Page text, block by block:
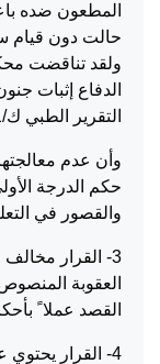
المطعون ضده
حالت دون قيام
ولقد تناقضت
الدفاع إثبات
التقرير الطبي ك/1 الذي يثبت مسؤولية الجاني عن فعله.
حكم الدرجة
والقصور في
3- القرار
القصد عملا ً بأحكام
4- القرار يحتوي على خطأ في تاريخ إصداره.